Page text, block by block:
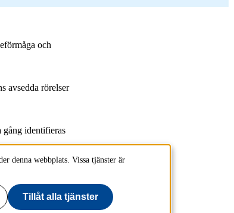
och
avsedda rörelser
gång identifieras
denna webbplats. Vissa tjänster är
Tillåt alla tjänster